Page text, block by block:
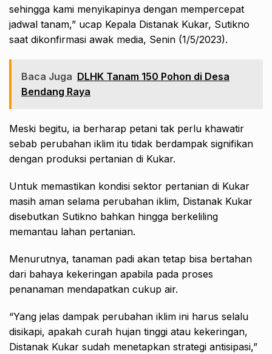
sehingga kami menyikapinya dengan mempercepat
jadwal tanam,” ucap Kepala Distanak Kukar, Sutikno
saat dikonfirmasi awak media, Senin (1/5/2023).
Baca Juga DLHK Tanam 150 Pohon di Desa
Bendang Raya
Meski begitu, ia berharap petani tak perlu khawatir
sebab perubahan iklim itu tidak berdampak signifikan
dengan produksi pertanian di Kukar.
Untuk memastikan kondisi sektor pertanian di Kukar
masih aman selama perubahan iklim, Distanak Kukar
disebutkan Sutikno bahkan hingga berkeliling
memantau lahan pertanian.
Menurutnya, tanaman padi akan tetap bisa bertahan
dari bahaya kekeringan apabila pada proses
penanaman mendapatkan cukup air.
“Yang jelas dampak perubahan iklim ini harus selalu
disikapi, apakah curah hujan tinggi atau kekeringan,
Distanak Kukar sudah menetapkan strategi antisipasi,”